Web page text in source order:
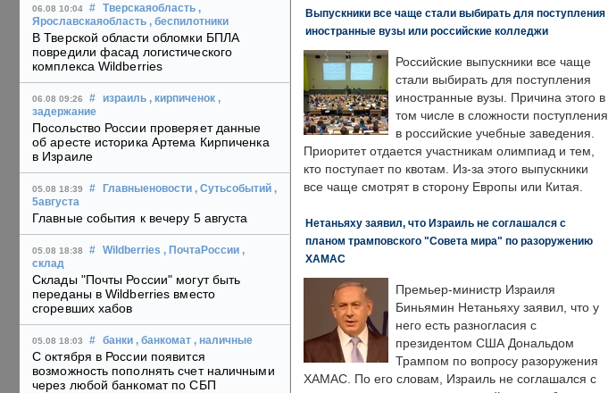
06.08 10:04 # Тверскаяобласть ,
Ярославскаяобласть , беспилотники
В Тверской области обломки БПЛА
повредили фасад логистического
комплекса Wildberries
06.08 09:26 # израиль , кирпиченок ,
задержание
Посольство России проверяет данные
об аресте историка Артема Кирпиченка
в Израиле
05.08 18:39 # Главныеновости , Сутьсобытий ,
5августа
Главные события к вечеру 5 августа
05.08 18:38 # Wildberries , ПочтаРоссии ,
склад
Склады "Почты России" могут быть
переданы в Wildberries вместо
сгоревших хабов
05.08 18:03 # банки , банкомат , наличные
С октября в России появится
возможность пополнять счет наличными
через любой банкомат по СБП
Выпускники все чаще стали выбирать для поступления
иностранные вузы или российские колледжи
Российские выпускники все чаще
стали выбирать для поступления
иностранные вузы. Причина этого в
том числе в сложности поступления
в российские учебные заведения.
Приоритет отдается участникам олимпиад и тем,
кто поступает по квотам. Из-за этого выпускники
все чаще смотрят в сторону Европы или Китая.
Нетаньяху заявил, что Израиль не соглашался с
планом трамповского "Совета мира" по разоружению
ХАМАС
Премьер-министр Израиля
Биньямин Нетаньяху заявил, что у
него есть разногласия с
президентом США Дональдом
Трампом по вопросу разоружения
ХАМАС. По его словам, Израиль не соглашался с